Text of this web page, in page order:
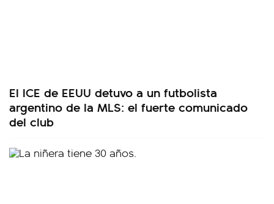
El ICE de EEUU detuvo a un futbolista
argentino de la MLS: el fuerte comunicado
del club